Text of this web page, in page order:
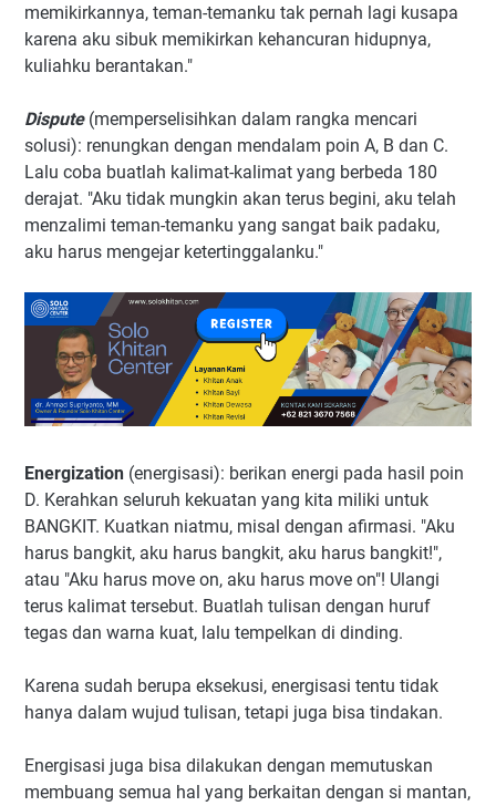
memikirkannya, teman-temanku tak pernah lagi kusapa
karena aku sibuk memikirkan kehancuran hidupnya,
kuliahku berantakan."
Dispute (memperselisihkan dalam rangka mencari
solusi): renungkan dengan mendalam poin A, B dan C.
Lalu coba buatlah kalimat-kalimat yang berbeda 180
derajat. "Aku tidak mungkin akan terus begini, aku telah
menzalimi teman-temanku yang sangat baik padaku,
aku harus mengejar ketertinggalanku."
Energization (energisasi): berikan energi pada hasil poin
D. Kerahkan seluruh kekuatan yang kita miliki untuk
BANGKIT. Kuatkan niatmu, misal dengan afirmasi. "Aku
harus bangkit, aku harus bangkit, aku harus bangkit!",
atau "Aku harus move on, aku harus move on"! Ulangi
terus kalimat tersebut. Buatlah tulisan dengan huruf
tegas dan warna kuat, lalu tempelkan di dinding.
Karena sudah berupa eksekusi, energisasi tentu tidak
hanya dalam wujud tulisan, tetapi juga bisa tindakan.
Energisasi juga bisa dilakukan dengan memutuskan
membuang semua hal yang berkaitan dengan si mantan,